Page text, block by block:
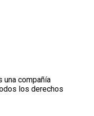
una compañía
los derechos